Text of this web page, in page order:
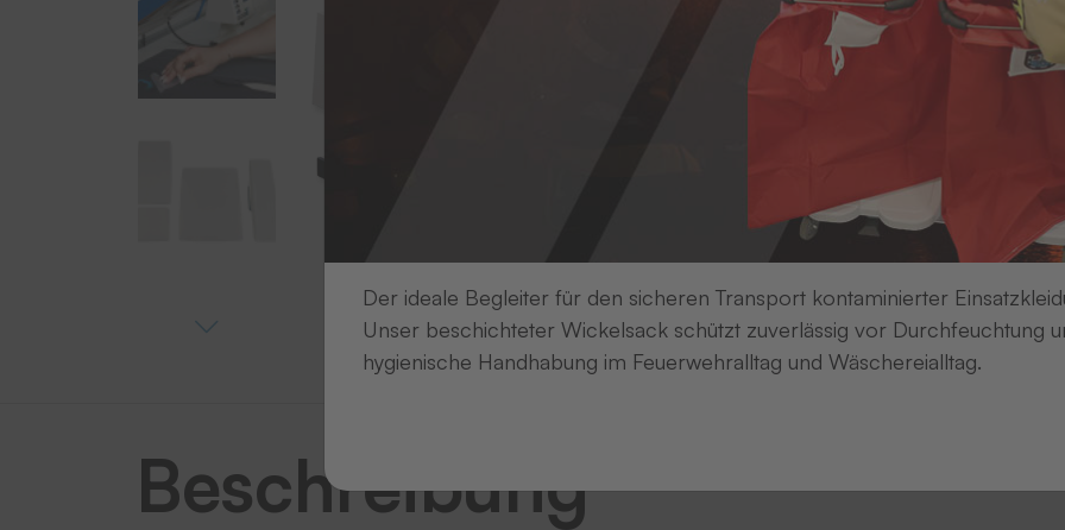
Art.-Nr.
Beschreibung
Der ideale Begleiter für den sicheren Transport kontaminierter
Unser beschichteter Wickelsack schützt zuverlässig vor Durchfeuchtung
hygienische Handhabung im Feuerwehralltag und Wäschereialltag.